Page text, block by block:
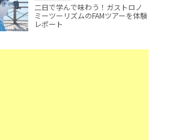
二日で学んで味わう！ガストロノ
ミーツーリズムのFAMツアーを体験
レポート